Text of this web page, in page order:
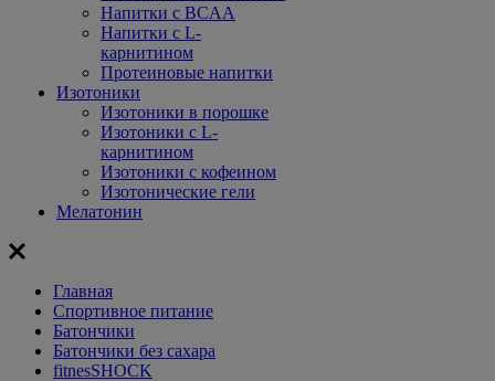
Напитки с BCAA
Напитки с L-
карнитином
Протеиновые напитки
Изотоники
Изотоники в порошке
Изотоники с L-
карнитином
Изотоники с кофеином
Изотонические гели
Мелатонин
Главная
Спортивное питание
Батончики
Батончики без сахара
fitnesSHOCK